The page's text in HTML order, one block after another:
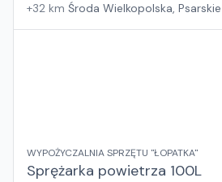
+32 km Środa Wielkopolska, Psarskie
WYPOŻYCZALNIA SPRZĘTU "ŁOPATKA"
Sprężarka powietrza 100L